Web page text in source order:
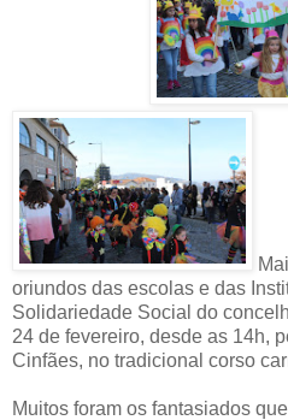
oriundos das escolas e das
Solidariedade Social do
24 de fevereiro, desde as 14h,
Cinfães, no tradicional corso
Muitos foram os fantasiados